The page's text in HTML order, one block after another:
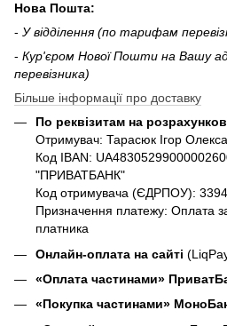
Нова Пошта:
- У відділення (по тарифам
- Кур'єром Нової Пошти на Вашу
перевізника)
Більше інформації про доставку
По реквізитам на
Отримувач: Тарасюк Ігор
Код IBAN:
"ПРИВАТБАНК"
Код отримувача (ЄДРПОУ):
Призначення платежу: Оплата
платника
Онлайн-оплата на сайті
«Оплата частинами»
«Покупка частинами»